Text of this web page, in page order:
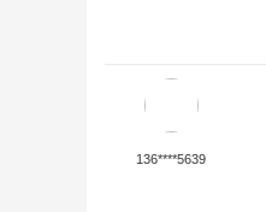
136****5639